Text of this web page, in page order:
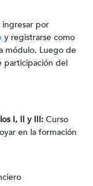
ingresar por
y registrarse como
módulo. Luego de
participación del
I, II y III: Curso
en la formación